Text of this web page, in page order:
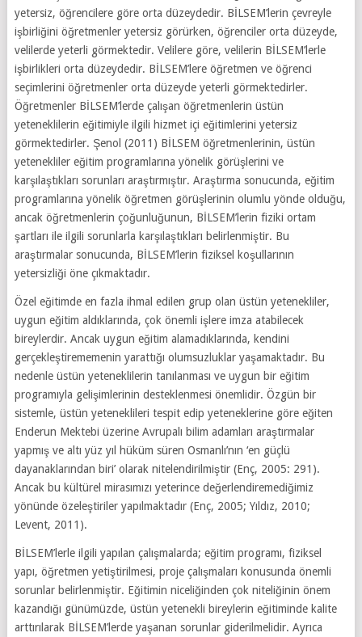
yetersiz, öğrencilere göre orta düzeydedir. BİLSEM’lerin çevreyle
işbirliğini öğretmenler yetersiz görürken, öğrenciler orta düzeyde,
velilerde yeterli görmektedir. Velilere göre, velilerin BİLSEM’lerle
işbirlikleri orta düzeydedir. BİLSEM’lere öğretmen ve öğrenci
seçimlerini öğretmenler orta düzeyde yeterli görmektedirler.
Öğretmenler BİLSEM’lerde çalışan öğretmenlerin üstün
yeteneklilerin eğitimiyle ilgili hizmet içi eğitimlerini yetersiz
görmektedirler. Şenol (2011) BİLSEM öğretmenlerinin, üstün
yetenekliler eğitim programlarına yönelik görüşlerini ve
karşılaştıkları sorunları araştırmıştır. Araştırma sonucunda, eğitim
programlarına yönelik öğretmen görüşlerinin olumlu yönde olduğu,
ancak öğretmenlerin çoğunluğunun, BİLSEM’lerin fiziki ortam
şartları ile ilgili sorunlarla karşılaştıkları belirlenmiştir. Bu
araştırmalar sonucunda, BİLSEM’lerin fiziksel koşullarının
yetersizliği öne çıkmaktadır.
Özel eğitimde en fazla ihmal edilen grup olan üstün yetenekliler,
uygun eğitim aldıklarında, çok önemli işlere imza atabilecek
bireylerdir. Ancak uygun eğitim alamadıklarında, kendini
gerçekleştirememenin yarattığı olumsuzluklar yaşamaktadır. Bu
nedenle üstün yeteneklilerin tanılanması ve uygun bir eğitim
programıyla gelişimlerinin desteklenmesi önemlidir. Özgün bir
sistemle, üstün yeteneklileri tespit edip yeteneklerine göre eğiten
Enderun Mektebi üzerine Avrupalı bilim adamları araştırmalar
yapmış ve altı yüz yıl hüküm süren Osmanlı’nın ‘en güçlü
dayanaklarından biri’ olarak nitelendirilmiştir (Enç, 2005: 291).
Ancak bu kültürel mirasımızı yeterince değerlendiremediğimiz
yönünde özeleştiriler yapılmaktadır (Enç, 2005; Yıldız, 2010;
Levent, 2011).
BİLSEM’lerle ilgili yapılan çalışmalarda; eğitim programı, fiziksel
yapı, öğretmen yetiştirilmesi, proje çalışmaları konusunda önemli
sorunlar belirlenmiştir. Eğitimin niceliğinden çok niteliğinin önem
kazandığı günümüzde, üstün yetenekli bireylerin eğitiminde kalite
arttırılarak BİLSEM’lerde yaşanan sorunlar giderilmelidir. Ayrıca